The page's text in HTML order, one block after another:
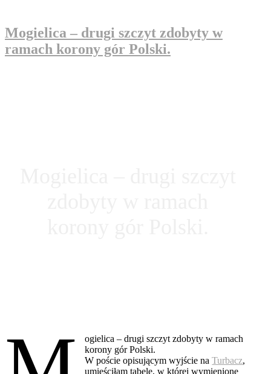
Mogielica – drugi szczyt zdobyty w
ramach korony gór Polski.
ogielica – drugi szczyt zdobyty w ramach
korony gór Polski.
W poście opisującym wyjście naTurbacz,
umieściłam tabelę, w której wymienione